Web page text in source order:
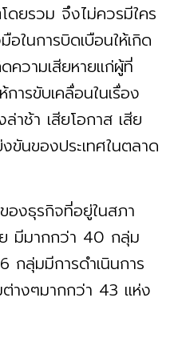
ดยรวม จึงไม่ควรมีใคร
อในการบิดเบือนให้เกิด
ความเสียหายแก่ผู้ที่
ารขับเคลื่อนในเรื่อง
าช้า เสียโอกาส เสีย
ขันของประเทศในตลาด
งธุรกิจที่อยู่ในสภา
ย มีมากกว่า 40 กลุ่ม
กลุ่มมีการดำเนินการ
างๆมากกว่า 43 แห่ง